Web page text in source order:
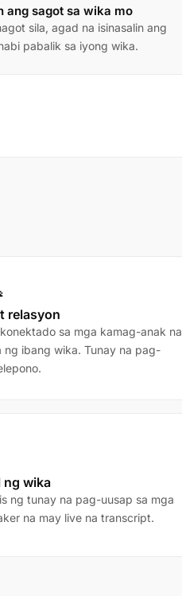
ang sagot sa wika mo
sila, agad na isinasalin ang
pabalik sa iyong wika.
relasyon
sa mga kamag-anak na
ng ibang wika. Tunay na pag-
ng wika
ng tunay na pag-uusap sa mga
na may live na transcript.